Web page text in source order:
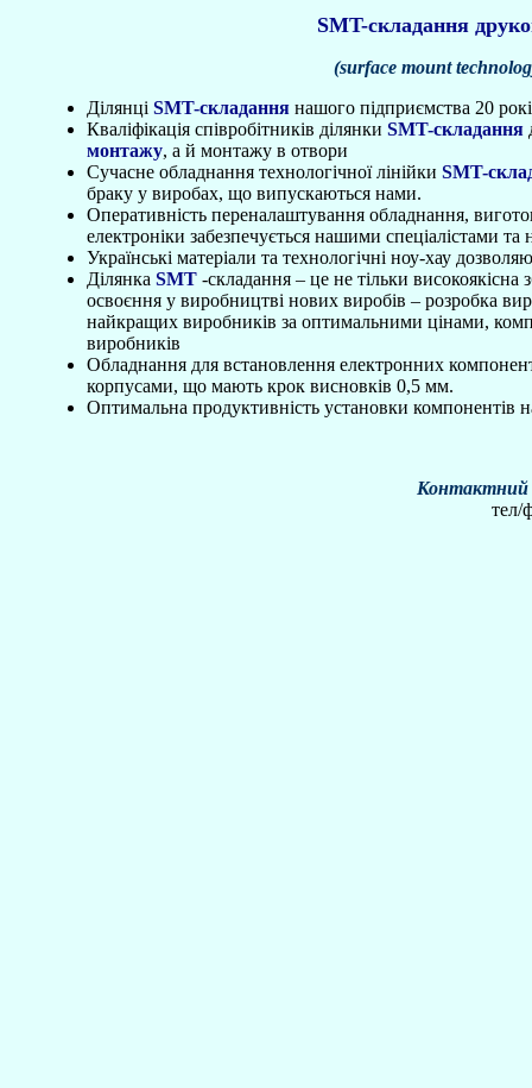
SMT-складання
(surface mount
Ділянці SMT-складання нашого підприємства 20
Кваліфікація співробітників ділянки SMT-складання
монтажу, а й монтажу в отвори
Сучасне обладнання технологічної лінійки SMT-
браку у виробах, що випускаються нами.
Оперативність переналаштування обладнання,
електроніки забезпечується нашими спеціалістами
Українські матеріали та технологічні ноу-хау
Ділянка SMT -складання – це не тільки високоякісна
освоєння у виробництві нових виробів – розробка
найкращих виробників за оптимальними цінами,
виробників
Обладнання для встановлення електронних
корпусами, що мають крок висновків 0,5 мм.
Оптимальна продуктивність установки компонентів
Контактний
тел/